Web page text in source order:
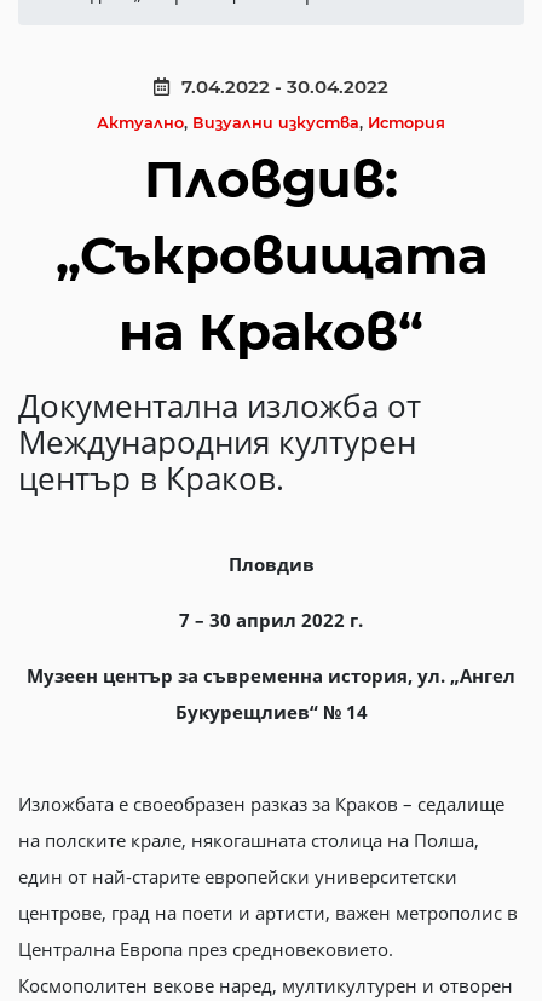
7.04.2022 - 30.04.2022
Актуално, Визуални изкуства, История
Пловдив:
„Съкровищата
на Краков“
Документална изложба от
Международния културен
център в Краков.
Пловдив
7 – 30 април 2022 г.
Музеен център за съвременна история, ул. „Ангел
Букурещлиев“ № 14
Изложбата е своеобразен разказ за Краков – седалище
на полските крале, някогашната столица на Полша,
един от най-старите европейски университетски
центрове, град на поети и артисти, важен метрополис в
Централна Европа през средновековието.
Космополитен векове наред, мултикултурен и отворен